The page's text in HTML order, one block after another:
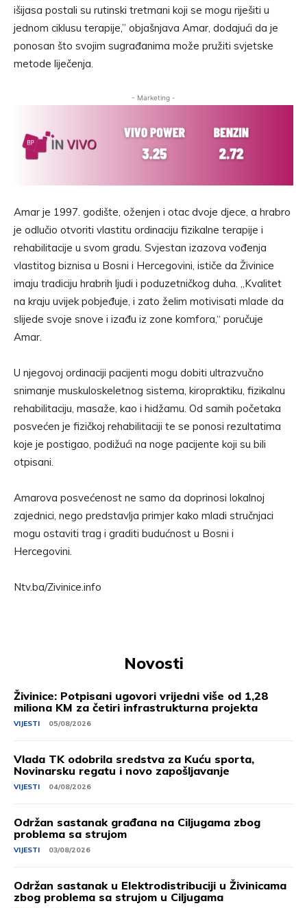
išijasa postali su rutinski tretmani koji se mogu riješiti u
jednom ciklusu terapije,” objašnjava Amar, dodajući da je
ponosan što svojim sugrađanima može pružiti svjetske
metode liječenja.
- Marketing -
Amar je 1997. godište, oženjen i otac dvoje djece, a hrabro
je odlučio otvoriti vlastitu ordinaciju fizikalne terapije i
rehabilitacije u svom gradu. Svjestan izazova vođenja
vlastitog biznisa u Bosni i Hercegovini, ističe da Živinice
imaju tradiciju hrabrih ljudi i poduzetničkog duha. „Kvalitet
na kraju uvijek pobjeđuje, i zato želim motivisati mlade da
slijede svoje snove i izađu iz zone komfora,“ poručuje
Amar.
U njegovoj ordinaciji pacijenti mogu dobiti ultrazvučno
snimanje muskuloskeletnog sistema, kiropraktiku, fizikalnu
rehabilitaciju, masaže, kao i hidžamu. Od samih početaka
posvećen je fizičkoj rehabilitaciji te se ponosi rezultatima
koje je postigao, podižući na noge pacijente koji su bili
otpisani.
Amarova posvećenost ne samo da doprinosi lokalnoj
zajednici, nego predstavlja primjer kako mladi stručnjaci
mogu ostaviti trag i graditi budućnost u Bosni i
Hercegovini.
Ntv.ba/Zivinice.info
Novosti
Živinice: Potpisani ugovori vrijedni više od 1,28
miliona KM za četiri infrastrukturna projekta
VIJESTI 05/08/2026
Vlada TK odobrila sredstva za Kuću sporta,
Novinarsku regatu i novo zapošljavanje
VIJESTI 04/08/2026
Održan sastanak građana na Ciljugama zbog
problema sa strujom
VIJESTI 03/08/2026
Održan sastanak u Elektrodistribuciji u Živinicama
zbog problema sa strujom u Ciljugama